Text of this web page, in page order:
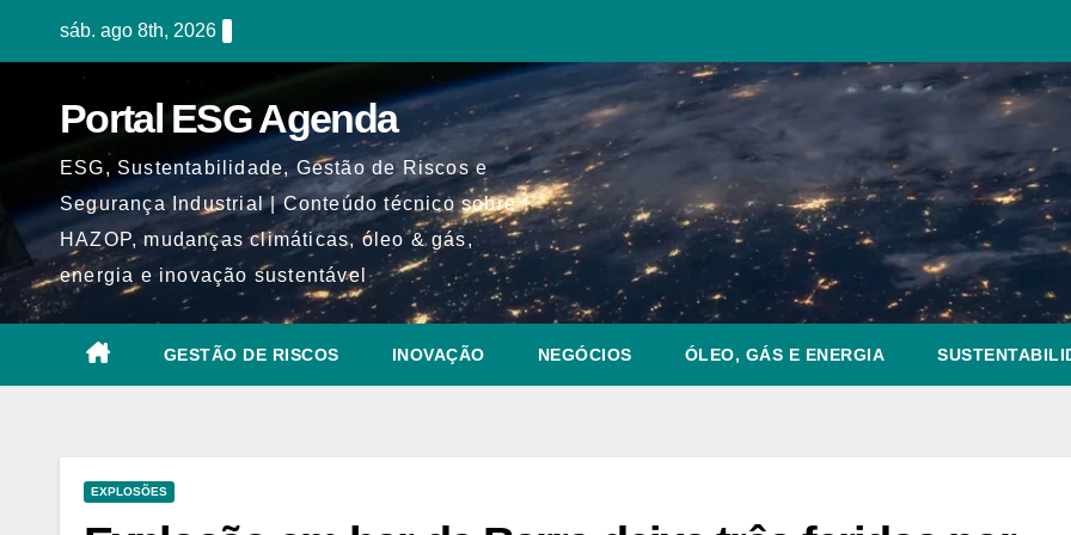
sáb. ago 8th, 2026
Portal ESG Agenda
ESG, Sustentabilidade, Gestão de Riscos e
Segurança Industrial | Conteúdo técnico sobre
HAZOP, mudanças climáticas, óleo & gás,
energia e inovação sustentável
GESTÃO DE RISCOS INOVAÇÃO NEGÓCIOS ÓLEO, GÁS E ENERGIA
EXPLOSÕES